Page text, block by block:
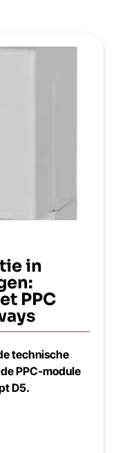
in
PPC
technische
PPC-module
D5.